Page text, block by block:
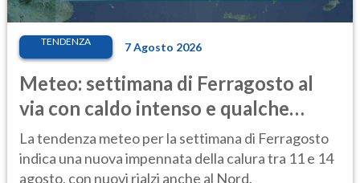
TENDENZA 7 Agosto 2026
Meteo: settimana di Ferragosto al
via con caldo intenso e qualche
temporale
La tendenza meteo per la settimana di Ferragosto
indica una nuova impennata della calura tra 11 e 14
agosto, con nuovi rialzi anche al Nord.